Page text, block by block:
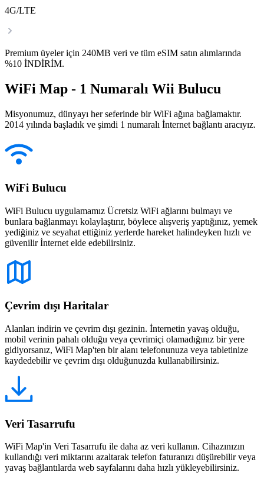
4G/LTE
Premium üyeler için 240MB veri ve tüm eSIM satın alımlarında
%10 İNDİRİM.
WiFi Map - 1 Numaralı Wii Bulucu
Misyonumuz, dünyayı her seferinde bir WiFi ağına bağlamaktır.
2014 yılında başladık ve şimdi 1 numaralı İnternet bağlantı aracıyız.
WiFi Bulucu
WiFi Bulucu uygulamamız Ücretsiz WiFi ağlarını bulmayı ve
bunlara bağlanmayı kolaylaştırır, böylece alışveriş yaptığınız, yemek
yediğiniz ve seyahat ettiğiniz yerlerde hareket halindeyken hızlı ve
güvenilir İnternet elde edebilirsiniz.
Çevrim dışı Haritalar
Alanları indirin ve çevrim dışı gezinin. İnternetin yavaş olduğu,
mobil verinin pahalı olduğu veya çevrimiçi olamadığınız bir yere
gidiyorsanız, WiFi Map'ten bir alanı telefonunuza veya tabletinize
kaydedebilir ve çevrim dışı olduğunuzda kullanabilirsiniz.
Veri Tasarrufu
WiFi Map'in Veri Tasarrufu ile daha az veri kullanın. Cihazınızın
kullandığı veri miktarını azaltarak telefon faturanızı düşürebilir veya
yavaş bağlantılarda web sayfalarını daha hızlı yükleyebilirsiniz.